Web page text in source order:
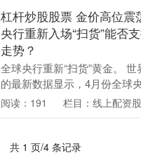
购数量。 ....
杠杆炒股股票 金价高位震
央行重新入场“扫货”能否
走势？
全球央行重新“扫货”黄金。
的最新数据显示，4月份全球
17吨的净买入。在此之前，根
阅读：191 栏目：线上配资
共 1 页/4 条记录